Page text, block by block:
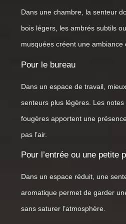
Dans une chambre, la senteur
bois légers, les ambrés subtils
musquées créent une ambiance
Pour le bureau
Dans un espace de travail,
senteurs plus légères. Les
fougères apportent une
pas l’air.
Pour l’entrée ou une petite
Dans un espace réduit, une
aromatique permet de garder
sans saturer l’atmosphère.